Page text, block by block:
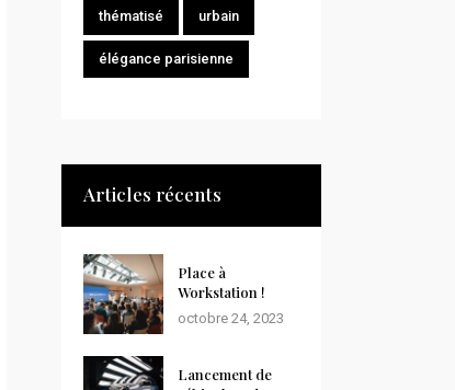
thématisé urbain
élégance parisienne
Articles récents
Place à
Workstation !
octobre 24, 2023
Lancement de